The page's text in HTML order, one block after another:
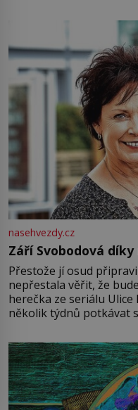
Jsme spolu moc rádi
nasehvezdy.cz
Září Svobodová díky
Přestože jí osud
nepřestala věřit, že bude
herečka ze seriálu Ulice
několik týdnů potkávat